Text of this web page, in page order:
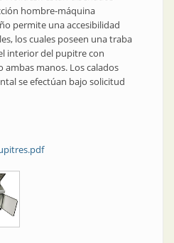
hombre-máquina
permite una accesibilidad
los cuales poseen una traba
interior del pupitre con
manos. Los calados
se efectúan bajo solicitud